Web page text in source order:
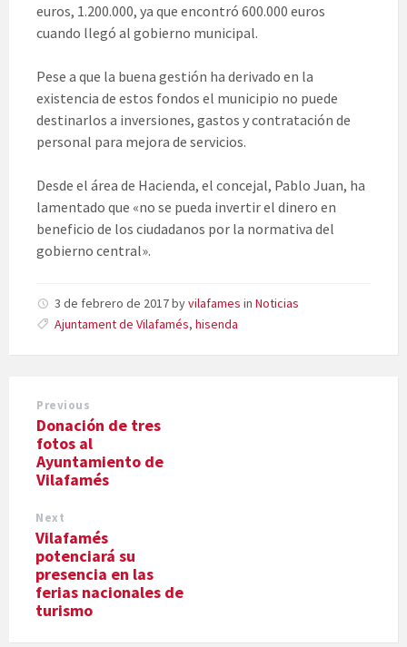
euros, 1.200.000, ya que encontró 600.000 euros
cuando llegó al gobierno municipal.
Pese a que la buena gestión ha derivado en la
existencia de estos fondos el municipio no puede
destinarlos a inversiones, gastos y contratación de
personal para mejora de servicios.
Desde el área de Hacienda, el concejal, Pablo Juan, ha
lamentado que «no se pueda invertir el dinero en
beneficio de los ciudadanos por la normativa del
gobierno central».
3 de febrero de 2017byvilafames in Noticias
Ajuntament de Vilafamés, hisenda
Previous
Donación de tres
fotos al
Ayuntamiento de
Vilafamés
Next
Vilafamés
potenciará su
presencia en las
ferias nacionales de
turismo